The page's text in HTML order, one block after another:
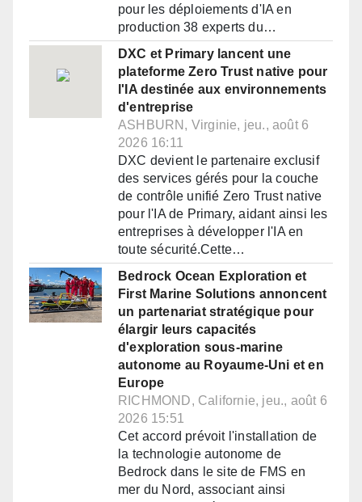
pour les déploiements d'IA en
production 38 experts du…
DXC et Primary lancent une
plateforme Zero Trust native pour
l'IA destinée aux environnements
d'entreprise
ASHBURN, Virginie, jeu., août 6
2026 16:11
DXC devient le partenaire exclusif
des services gérés pour la couche
de contrôle unifié Zero Trust native
pour l'IA de Primary, aidant ainsi les
entreprises à développer l'IA en
toute sécurité.Cette…
Bedrock Ocean Exploration et
First Marine Solutions annoncent
un partenariat stratégique pour
élargir leurs capacités
d'exploration sous-marine
autonome au Royaume-Uni et en
Europe
RICHMOND, Californie, jeu., août 6
2026 15:51
Cet accord prévoit l'installation de
la technologie autonome de
Bedrock dans le site de FMS en
mer du Nord, associant ainsi